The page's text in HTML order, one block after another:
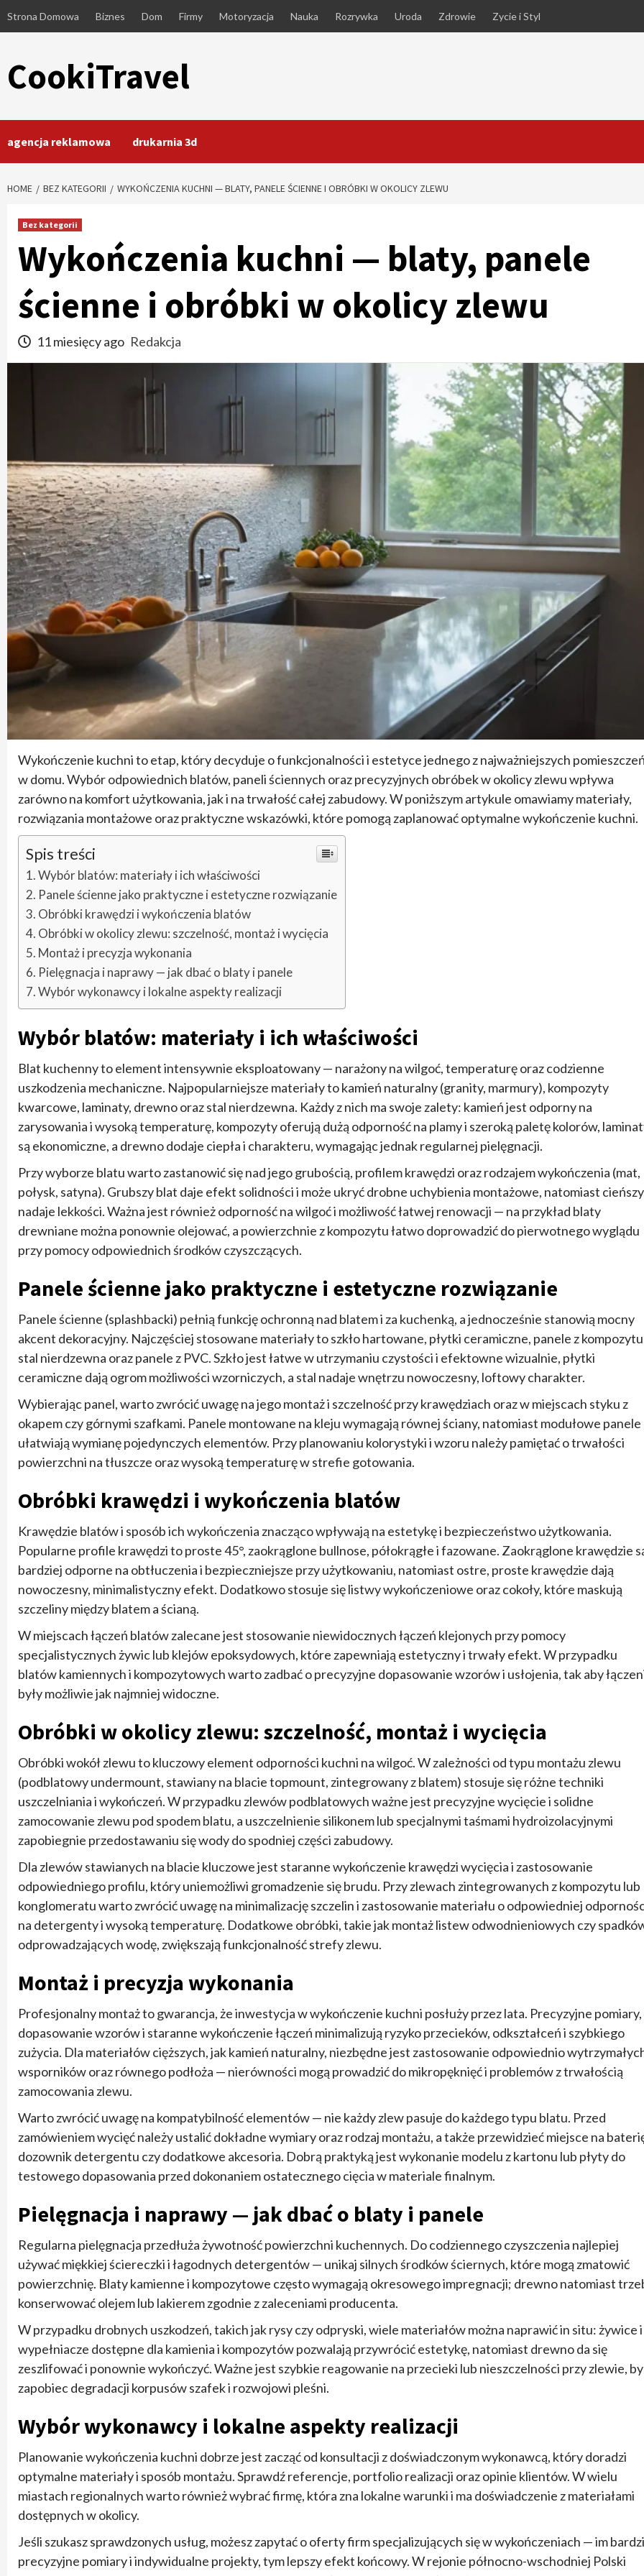
Strona Domowa Biznes Dom Firmy Motoryzacja Nauka Rozrywka Uroda Zdrowie Zycie i Styl
CookiTravel
agencja reklamowa drukarnia 3d
HOME BEZ KATEGORII WYKOŃCZENIA KUCHNI — BLATY, PANELE ŚCIENNE I OBRÓBKI W OKOLICY ZLEWU
Bez kategorii
Wykończenia kuchni — blaty, panele
ścienne i obróbki w okolicy zlewu
11 miesięcy ago Redakcja
Wykończenie kuchni to etap, który decyduje o funkcjonalności i estetyce jednego z najważniejszych
w domu. Wybór odpowiednich blatów, paneli ściennych oraz precyzyjnych obróbek w okolicy zlewu wpływa
zarówno na komfort użytkowania, jak i na trwałość całej zabudowy. W poniższym artykule omawiamy materiały,
rozwiązania montażowe oraz praktyczne wskazówki, które pomogą zaplanować optymalne wykończenie kuchni.
Spis treści
Wybór blatów: materiały i ich właściwości
Panele ścienne jako praktyczne i estetyczne rozwiązanie
Obróbki krawędzi i wykończenia blatów
Obróbki w okolicy zlewu: szczelność, montaż i wycięcia
Montaż i precyzja wykonania
Pielęgnacja i naprawy — jak dbać o blaty i panele
Wybór wykonawcy i lokalne aspekty realizacji
Wybór blatów: materiały i ich właściwości
Blat kuchenny to element intensywnie eksploatowany — narażony na wilgoć, temperaturę oraz codzienne
uszkodzenia mechaniczne. Najpopularniejsze materiały to kamień naturalny (granity, marmury), kompozyty
kwarcowe, laminaty, drewno oraz stal nierdzewna. Każdy z nich ma swoje zalety: kamień jest odporny na
zarysowania i wysoką temperaturę, kompozyty oferują dużą odporność na plamy i szeroką paletę kolorów,
są ekonomiczne, a drewno dodaje ciepła i charakteru, wymagając jednak regularnej pielęgnacji.
Przy wyborze blatu warto zastanowić się nad jego grubością, profilem krawędzi oraz rodzajem wykończenia (mat,
połysk, satyna). Grubszy blat daje efekt solidności i może ukryć drobne uchybienia montażowe, natomiast cieńszy
nadaje lekkości. Ważna jest również odporność na wilgoć i możliwość łatwej renowacji — na przykład blaty
drewniane można ponownie olejować, a powierzchnie z kompozytu łatwo doprowadzić do pierwotnego wyglądu
przy pomocy odpowiednich środków czyszczących.
Panele ścienne jako praktyczne i estetyczne rozwiązanie
Panele ścienne (splashbacki) pełnią funkcję ochronną nad blatem i za kuchenką, a jednocześnie stanowią mocny
akcent dekoracyjny. Najczęściej stosowane materiały to szkło hartowane, płytki ceramiczne, panele z
stal nierdzewna oraz panele z PVC. Szkło jest łatwe w utrzymaniu czystości i efektowne wizualnie, płytki
ceramiczne dają ogrom możliwości wzorniczych, a stal nadaje wnętrzu nowoczesny, loftowy charakter.
Wybierając panel, warto zwrócić uwagę na jego montaż i szczelność przy krawędziach oraz w miejscach styku z
okapem czy górnymi szafkami. Panele montowane na kleju wymagają równej ściany, natomiast modułowe panele
ułatwiają wymianę pojedynczych elementów. Przy planowaniu kolorystyki i wzoru należy pamiętać o trwałości
powierzchni na tłuszcze oraz wysoką temperaturę w strefie gotowania.
Obróbki krawędzi i wykończenia blatów
Krawędzie blatów i sposób ich wykończenia znacząco wpływają na estetykę i bezpieczeństwo użytkowania.
Popularne profile krawędzi to proste 45°, zaokrąglone bullnose, półokrągłe i fazowane. Zaokrąglone krawędzie
bardziej odporne na obtłuczenia i bezpieczniejsze przy użytkowaniu, natomiast ostre, proste krawędzie dają
nowoczesny, minimalistyczny efekt. Dodatkowo stosuje się listwy wykończeniowe oraz cokoły, które maskują
szczeliny między blatem a ścianą.
W miejscach łączeń blatów zalecane jest stosowanie niewidocznych łączeń klejonych przy pomocy
specjalistycznych żywic lub klejów epoksydowych, które zapewniają estetyczny i trwały efekt. W przypadku
blatów kamiennych i kompozytowych warto zadbać o precyzyjne dopasowanie wzorów i usłojenia, tak aby
były możliwie jak najmniej widoczne.
Obróbki w okolicy zlewu: szczelność, montaż i wycięcia
Obróbki wokół zlewu to kluczowy element odporności kuchni na wilgoć. W zależności od typu montażu zlewu
(podblatowy undermount, stawiany na blacie topmount, zintegrowany z blatem) stosuje się różne techniki
uszczelniania i wykończeń. W przypadku zlewów podblatowych ważne jest precyzyjne wycięcie i solidne
zamocowanie zlewu pod spodem blatu, a uszczelnienie silikonem lub specjalnymi taśmami hydroizolacyjnymi
zapobiegnie przedostawaniu się wody do spodniej części zabudowy.
Dla zlewów stawianych na blacie kluczowe jest staranne wykończenie krawędzi wycięcia i zastosowanie
odpowiedniego profilu, który uniemożliwi gromadzenie się brudu. Przy zlewach zintegrowanych z kompozytu lub
konglomeratu warto zwrócić uwagę na minimalizację szczelin i zastosowanie materiału o odpowiedniej
na detergenty i wysoką temperaturę. Dodatkowe obróbki, takie jak montaż listew odwodnieniowych czy
odprowadzających wodę, zwiększają funkcjonalność strefy zlewu.
Montaż i precyzja wykonania
Profesjonalny montaż to gwarancja, że inwestycja w wykończenie kuchni posłuży przez lata. Precyzyjne pomiary,
dopasowanie wzorów i staranne wykończenie łączeń minimalizują ryzyko przecieków, odkształceń i szybkiego
zużycia. Dla materiałów cięższych, jak kamień naturalny, niezbędne jest zastosowanie odpowiednio
wsporników oraz równego podłoża — nierówności mogą prowadzić do mikropęknięć i problemów z trwałością
zamocowania zlewu.
Warto zwrócić uwagę na kompatybilność elementów — nie każdy zlew pasuje do każdego typu blatu. Przed
zamówieniem wycięć należy ustalić dokładne wymiary oraz rodzaj montażu, a także przewidzieć miejsce na
dozownik detergentu czy dodatkowe akcesoria. Dobrą praktyką jest wykonanie modelu z kartonu lub płyty do
testowego dopasowania przed dokonaniem ostatecznego cięcia w materiale finalnym.
Pielęgnacja i naprawy — jak dbać o blaty i panele
Regularna pielęgnacja przedłuża żywotność powierzchni kuchennych. Do codziennego czyszczenia najlepiej
używać miękkiej ściereczki i łagodnych detergentów — unikaj silnych środków ściernych, które mogą zmatowić
powierzchnię. Blaty kamienne i kompozytowe często wymagają okresowego impregnacji; drewno natomiast
konserwować olejem lub lakierem zgodnie z zaleceniami producenta.
W przypadku drobnych uszkodzeń, takich jak rysy czy odpryski, wiele materiałów można naprawić in situ: żywice i
wypełniacze dostępne dla kamienia i kompozytów pozwalają przywrócić estetykę, natomiast drewno da się
zeszlifować i ponownie wykończyć. Ważne jest szybkie reagowanie na przecieki lub nieszczelności przy zlewie, by
zapobiec degradacji korpusów szafek i rozwojowi pleśni.
Wybór wykonawcy i lokalne aspekty realizacji
Planowanie wykończenia kuchni dobrze jest zacząć od konsultacji z doświadczonym wykonawcą, który doradzi
optymalne materiały i sposób montażu. Sprawdź referencje, portfolio realizacji oraz opinie klientów. W wielu
miastach regionalnych warto również wybrać firmę, która zna lokalne warunki i ma doświadczenie z materiałami
dostępnych w okolicy.
Jeśli szukasz sprawdzonych usług, możesz zapytać o oferty firm specjalizujących się w wykończeniach — im
precyzyjne pomiary i indywidualne projekty, tym lepszy efekt końcowy. W rejonie północno-wschodniej Polski